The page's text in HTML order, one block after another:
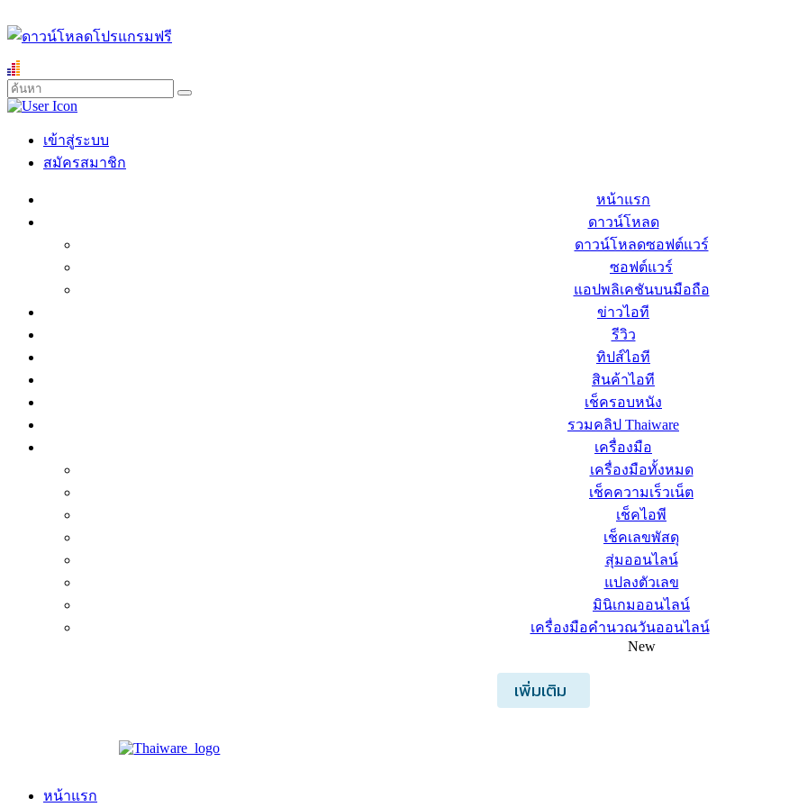
เข้าสู่ระบบ
สมัครสมาชิก
หน้าแรก
ดาวน์โหลด
ดาวน์โหลดซอฟต์แวร์
ซอฟต์แวร์
แอปพลิเคชันบนมือถือ
ข่าวไอที
รีวิว
ทิปส์ไอที
สินค้าไอที
เช็ครอบหนัง
รวมคลิป Thaiware
เครื่องมือ
เครื่องมือทั้งหมด
เช็คความเร็วเน็ต
เช็คไอพี
เช็คเลขพัสดุ
สุ่มออนไลน์
แปลงตัวเลข
มินิเกมออนไลน์
เครื่องมือคำนวณวันออนไลน์
New
เพิ่มเติม
หน้าแรก